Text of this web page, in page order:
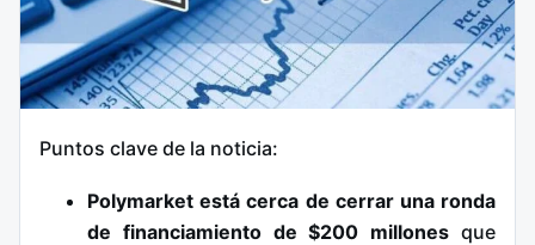
Puntos clave de la noticia:
Polymarket está cerca de cerrar una ronda
de financiamiento de $200 millones que